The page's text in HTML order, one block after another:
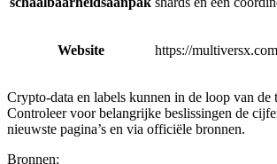
Website https://
Crypto-data en labels kunnen in de loop van de
Controleer voor belangrijke beslissingen de
nieuwste pagina’s en via officiële bronnen.
Bronnen: